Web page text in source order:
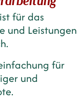
für das
und Leistungen
für
und